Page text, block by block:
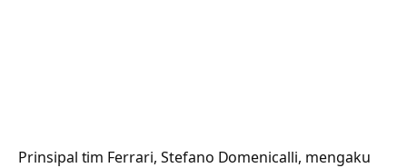
Prinsipal tim Ferrari, Stefano Domenicalli, mengaku